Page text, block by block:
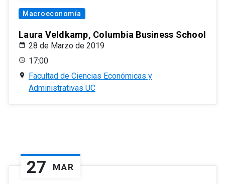
Macroeconomía
Laura Veldkamp, Columbia Business School
28 de Marzo de 2019
17:00
Facultad de Ciencias Económicas y
Administrativas UC
27 MAR